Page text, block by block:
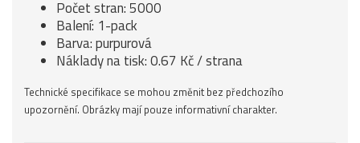
Počet stran: 5000
Balení: 1-pack
Barva: purpurová
Náklady na tisk: 0.67 Kč / strana
Technické specifikace se mohou změnit bez předchozího
upozornění. Obrázky mají pouze informativní charakter.